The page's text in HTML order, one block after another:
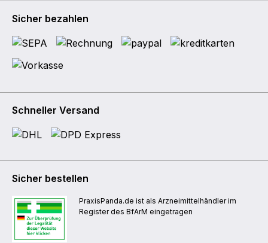
Sicher bezahlen
Schneller Versand
Sicher bestellen
PraxisPanda.de ist als Arzneimittelhändler im
Register des BfArM eingetragen